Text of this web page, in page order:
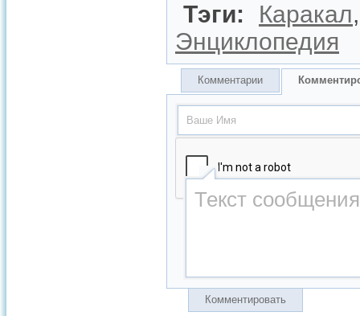
Тэги: Каракал
Энциклопедия
Комментарии
Комментировать